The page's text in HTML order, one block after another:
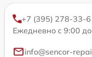
+7 (395) 278-33-
Ежедневно с 9:00
info@sencor-